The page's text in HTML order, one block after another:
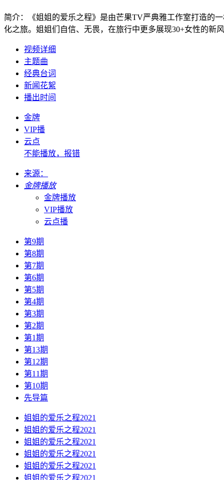
简介：
《姐姐的爱乐之程》是由芒果TV严典雅工作室打造的
化之旅。姐姐们自信、无畏，在旅行中更多展现30+女性的新
视频详细
主题曲
经典台词
新闻花絮
播出时间
金牌
VIP播
云点
不能播放，报错
来源：
金牌播放
金牌播放
VIP播放
云点播
第9期
第8期
第7期
第6期
第5期
第4期
第3期
第2期
第1期
第13期
第12期
第11期
第10期
先导篇
姐姐的爱乐之程2021
姐姐的爱乐之程2021
姐姐的爱乐之程2021
姐姐的爱乐之程2021
姐姐的爱乐之程2021
姐姐的爱乐之程2021